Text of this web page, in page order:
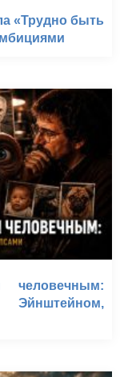
«Трудно быть
человечным: